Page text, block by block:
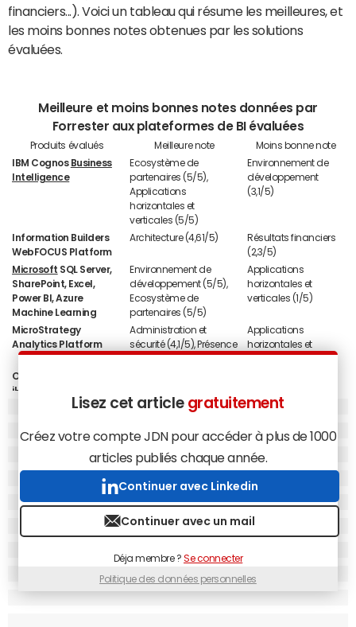
financiers...). Voici un tableau qui résume les meilleures, et
les moins bonnes notes obtenues par les solutions
évaluées.
Meilleure et moins bonnes notes données par
Forrester aux plateformes de BI évaluées
Produits évalués Meilleure note Moins bonne note
IBM Cognos Business
Intelligence
Ecosystème de
partenaires (5/5),
Applications
horizontales et
verticales (5/5)
Environnement de
développement
(3,1/5)
Information Builders
WebFOCUS Platform
Architecture (4,61/5)
Résultats financiers
(2,3/5)
Microsoft SQL Server,
SharePoint, Excel,
Power BI, Azure
Machine Learning
Environnement de
développement (5/5),
Ecosystème de
partenaires (5/5)
Applications
horizontales et
verticales (1/5)
MicroStrategy
Analytics Platform
Administration et
sécurité (4,1/5), Présence
Applications
horizontales et
OpenText Actuate
iHUB
verticales (1/5),
(1/5)
BI Foundation
Applications
horizontales et
verticales (5/5),
partenaires (5/5)
Environnement de
développement
(2,3/5)
Qlik Sense, QlikView, Tarif (4,6/5)
Applications
horizontales et
Business Intelligence
horizontales et
stratégie (3/5)
Lisez cet article gratuitement
Créez votre compte JDN pour accéder à plus de 1000
articles publiés chaque année.
Continuer avec Linkedin
Continuer avec un mail
Déja membre ?Se connecter
Politique des données personnelles